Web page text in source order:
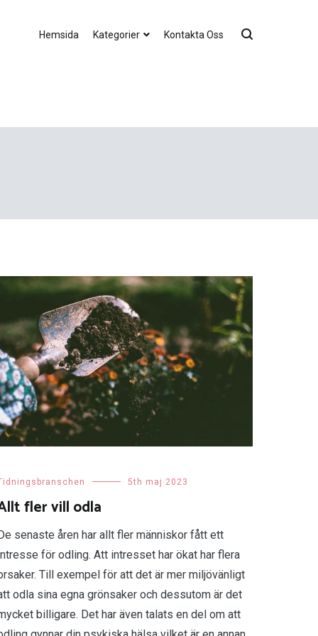
Hemsida Kategorier Kontakta Oss
5th maj 2023
fler vill odla
senaste åren har allt fler människor fått ett
för odling. Att intresset har ökat har flera
Till exempel för att det är mer miljövänligt
odla sina egna grönsaker och dessutom är det
billigare. Det har även talats en del om att